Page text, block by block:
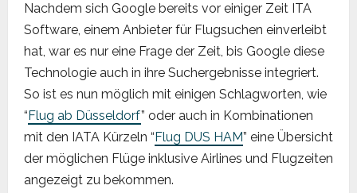
Nachdem sich Google bereits vor einiger Zeit ITA
Software, einem Anbieter für Flugsuchen einverleibt
hat, war es nur eine Frage der Zeit, bis Google diese
Technologie auch in ihre Suchergebnisse integriert.
So ist es nun möglich mit einigen Schlagworten, wie
“ Flug ab Düsseldorf” oder auch in Kombinationen
mit den IATA Kürzeln “ Flug DUS HAM” eine Übersicht
der möglichen Flüge inklusive Airlines und Flugzeiten
angezeigt zu bekommen.